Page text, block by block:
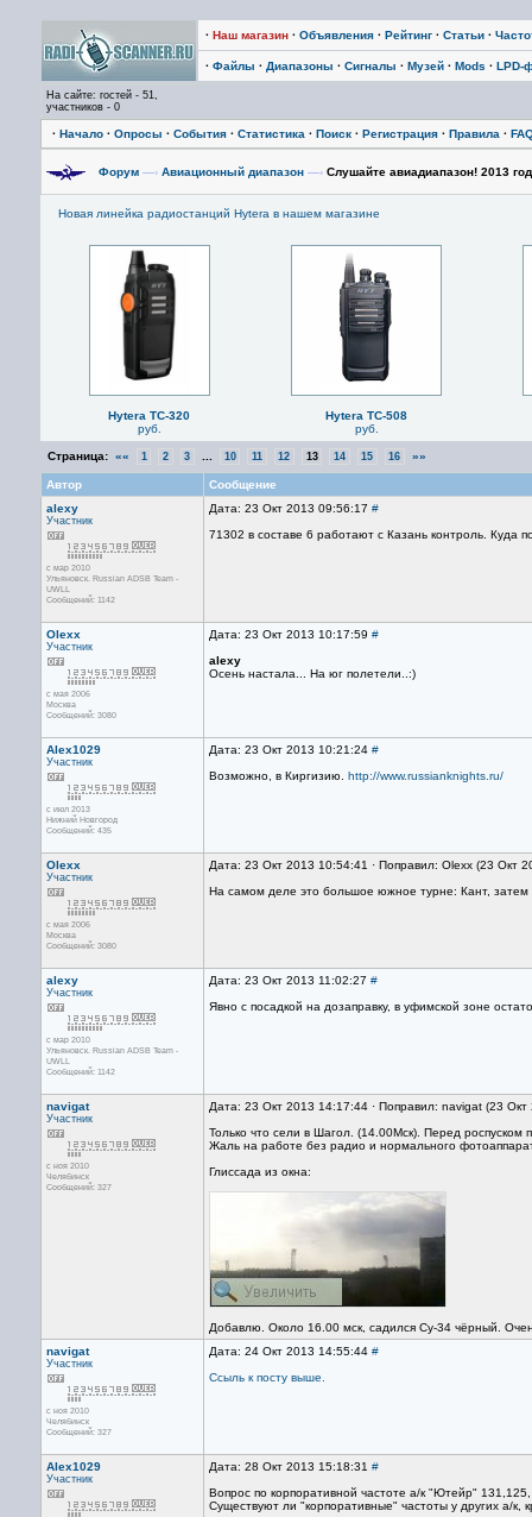
· Наш магазин · Объявления · Рейтинг · Статьи ·
· Файлы · Диапазоны · Сигналы · Музей · Mods · LPD-
На сайте: гостей - 51,
участников - 0
· Начало · Опросы · События · Статистика · Поиск · Регистрация · Правила ·
Форум —› Авиационный диапазон —› Cлушайте авиадиапазон! 2013 год
Новая линейка радиостанций Hytera в нашем магазине
Hytera TC-320
руб.
Hytera TC-508
руб.
Страница: «« 1 2 3 10 11 12 13 14 15 16 »»
Автор
Сообщение
alexy
Участник
с мар 2010
Ульяновск. Russian ADSB Team -
UWLL
Сообщений: 1142
Дата: 23 Окт 2013 09:56:17 #
71302 в составе 6 работают с Казань контроль. Куда
Olexx
Участник
с мая 2006
Москва
Сообщений: 3080
Дата: 23 Окт 2013 10:17:59 #
alexy
Осень настала... На юг полетели..:)
Alex1029
Участник
с июл 2013
Нижний Новгород
Сообщений: 435
Дата: 23 Окт 2013 10:21:24 #
Возможно, в Киргизию. http://www.russianknights.ru/
Olexx
Участник
с мая 2006
Москва
Сообщений: 3080
Дата: 23 Окт 2013 10:54:41 · Поправил: Olexx (23 Окт
На самом деле это большое южное турне: Кант, затем
alexy
Участник
с мар 2010
Ульяновск. Russian ADSB Team -
UWLL
Сообщений: 1142
Дата: 23 Окт 2013 11:02:27 #
Явно с посадкой на дозаправку, в уфимской зоне
navigat
Участник
с ноя 2010
Челябинск
Сообщений: 327
Дата: 23 Окт 2013 14:17:44 · Поправил: navigat (23
Только что сели в Шагол. (14.00Мск). Перед
Жаль на работе без радио и нормального
Глиссада из окна:
Добавлю. Около 16.00 мск, садился Су-34 чёрный.
navigat
Участник
с ноя 2010
Челябинск
Сообщений: 327
Дата: 24 Окт 2013 14:55:44 #
Ссыль к посту выше.
Alex1029
Участник
Дата: 28 Окт 2013 15:18:31 #
Вопрос по корпоративной частоте а/к "Ютейр"
Существуют ли "корпоративные" частоты у других а/к,